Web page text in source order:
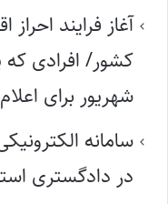
آغاز فرایند
کشور/ افرادی که
شهریور برای
سامانه
در دادگستری